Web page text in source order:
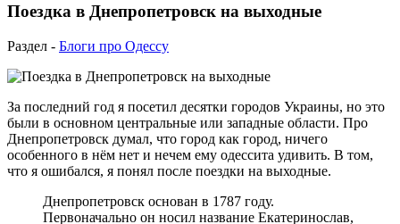
Поездка в Днепропетровск на выходные
Раздел - Блоги про Одессу
За последний год я посетил десятки городов Украины, но это
были в основном центральные или западные области. Про
Днепропетровск думал, что город как город, ничего
особенного в нём нет и нечем ему одессита удивить. В том,
что я ошибался, я понял после поездки на выходные.
Днепропетровск основан в 1787 году.
Первоначально он носил название Екатеринослав,